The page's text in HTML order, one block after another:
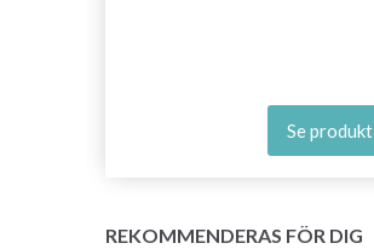
Se produkt
REKOMMENDERAS FÖR DIG